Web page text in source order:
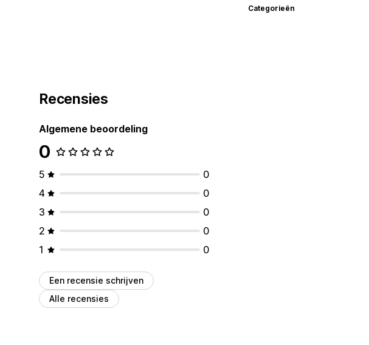
Categorieën
Recensies
Algemene beoordeling
0
5
0
4
0
3
0
2
0
1
0
Een recensie schrijven
Alle recensies